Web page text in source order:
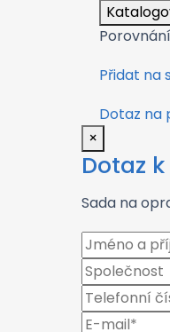
Porovnání
Přidat na
Dotaz na
×
Dotaz
Sada na